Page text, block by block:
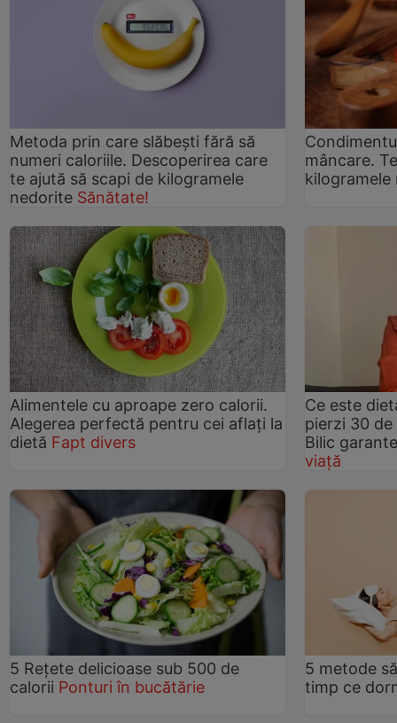
Metoda prin care slăbești fără să
numeri caloriile. Descoperirea care
te ajută să scapi de kilogramele
nedorite Sănătate!
mâncare.
kilogramele
Alimentele cu aproape zero calorii.
Alegerea perfectă pentru cei aflați la
dietă Fapt divers
Ce este
pierzi 30 de
Bilic
viață
5 Rețete delicioase sub 500 de
calorii Ponturi în bucătărie
5 metode
timp ce